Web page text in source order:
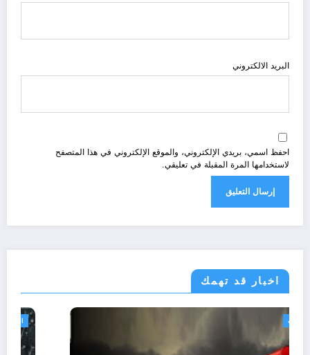
البريد الالكتروني
احفظ اسمي، بريدي الإلكتروني، والموقع الإلكتروني في هذا المتصفح
لاستخدامها المرة المقبلة في تعليقي.
اخبار قد تهمك